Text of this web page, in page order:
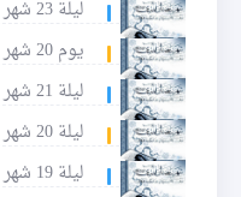
ليلة 23 شهر رمضان 1433 هجرية (ليلة القدر)
يوم 20 شهر رمضان 1433 هجرية
ليلة 21 شهر رمضان 1433 هجرية (ليلة القدر)
ليلة 20 شهر رمضان 1433 هجرية
ليلة 19 شهر رمضان 1433 هجرية (ليلة القدر)